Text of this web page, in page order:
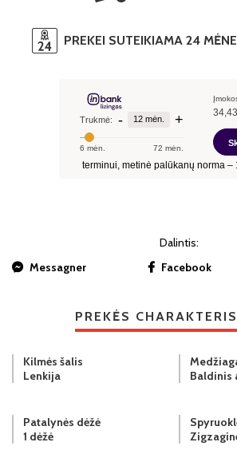
PREKEI SUTEIKIAMA 24
Dalintis:
Messagner
Facebook
PREKĖS
Kilmės šalis
Lenkija
Baldinis
Patalynės dėžė
1 dėžė